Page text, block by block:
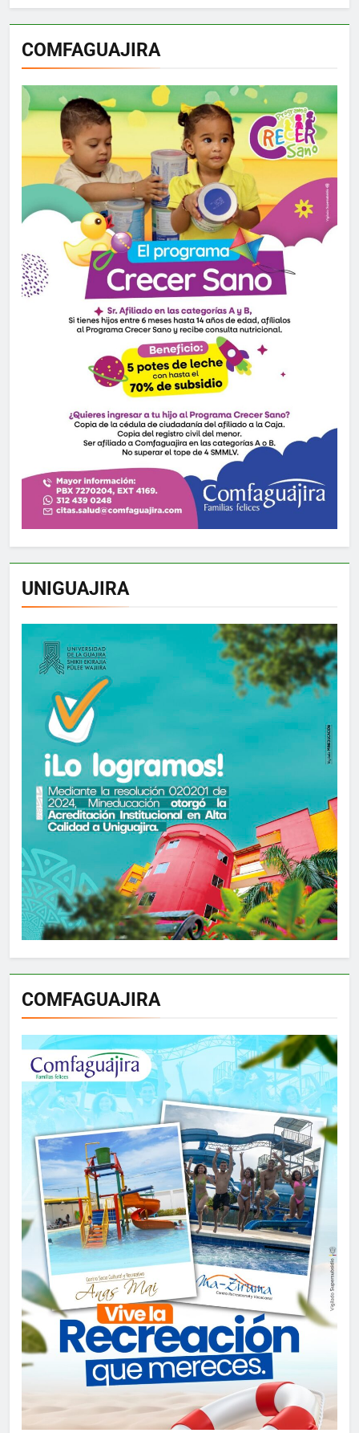
COMFAGUAJIRA
UNIGUAJIRA
COMFAGUAJIRA